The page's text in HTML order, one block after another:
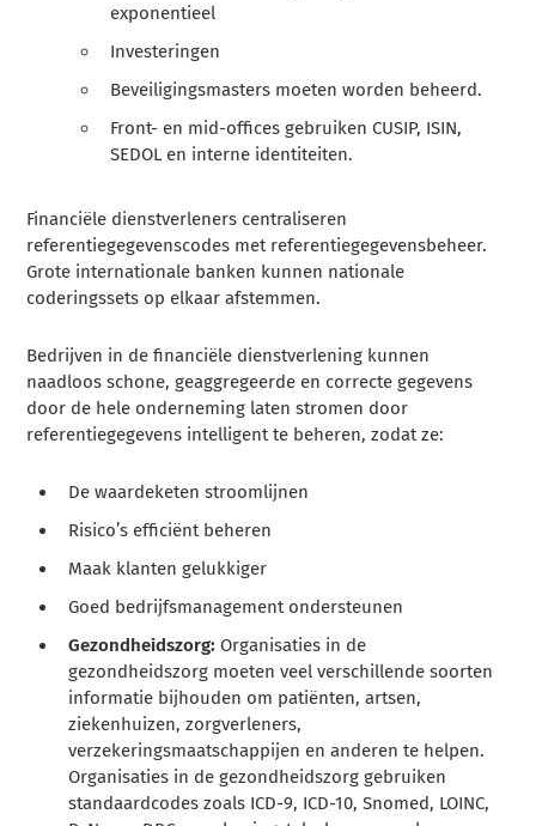
exponentieel
Investeringen
Beveiligingsmasters moeten worden beheerd.
Front- en mid-offices gebruiken CUSIP, ISIN,
SEDOL en interne identiteiten.
Financiële dienstverleners centraliseren
referentiegegevenscodes met referentiegegevensbeheer.
Grote internationale banken kunnen nationale
coderingssets op elkaar afstemmen.
Bedrijven in de financiële dienstverlening kunnen
naadloos schone, geaggregeerde en correcte gegevens
door de hele onderneming laten stromen door
referentiegegevens intelligent te beheren, zodat ze:
De waardeketen stroomlijnen
Risico’s efficiënt beheren
Maak klanten gelukkiger
Goed bedrijfsmanagement ondersteunen
Gezondheidszorg: Organisaties in de
gezondheidszorg moeten veel verschillende soorten
informatie bijhouden om patiënten, artsen,
ziekenhuizen, zorgverleners,
verzekeringsmaatschappijen en anderen te helpen.
Organisaties in de gezondheidszorg gebruiken
standaardcodes zoals ICD-9, ICD-10, Snomed, LOINC,